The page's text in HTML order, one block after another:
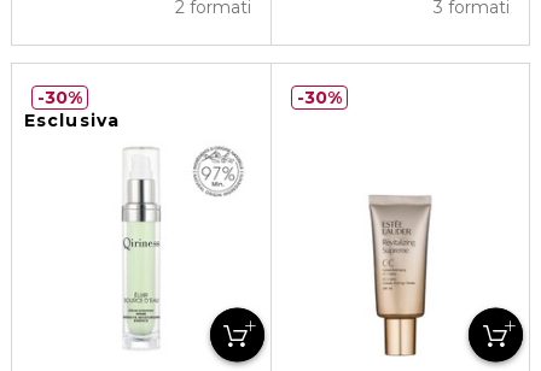
2 formati 3 formati
Esclusiva
30% 30%